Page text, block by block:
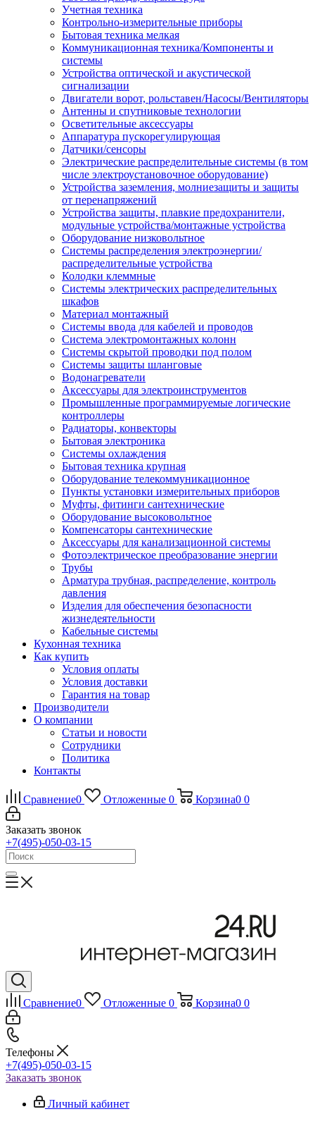
Учетная техника
Контрольно-измерительные приборы
Бытовая техника мелкая
Коммуникационная техника/Компоненты и
системы
Устройства оптической и акустической
сигнализации
Двигатели ворот, рольставен/Насосы/Вентиляторы
Антенны и спутниковые технологии
Осветительные аксессуары
Аппаратура пускорегулирующая
Датчики/сенсоры
Электрические распределительные системы (в том
числе электроустановочное оборудование)
Устройства заземления, молниезащиты и защиты
от перенапряжений
Устройства защиты, плавкие предохранители,
модульные устройства/монтажные устройства
Оборудование низковольтное
Системы распределения электроэнергии/
распределительные устройства
Колодки клеммные
Системы электрических распределительных
шкафов
Материал монтажный
Системы ввода для кабелей и проводов
Система электромонтажных колонн
Системы скрытой проводки под полом
Системы защиты шланговые
Водонагреватели
Аксессуары для электроинструментов
Промышленные программируемые логические
контроллеры
Радиаторы, конвекторы
Бытовая электроника
Системы охлаждения
Бытовая техника крупная
Оборудование телекоммуникационное
Пункты установки измерительных приборов
Муфты, фитинги сантехнические
Оборудование высоковольтное
Компенсаторы сантехнические
Аксессуары для канализационной системы
Фотоэлектрическое преобразование энергии
Трубы
Арматура трубная, распределение, контроль
давления
Изделия для обеспечения безопасности
жизнедеятельности
Кабельные системы
Кухонная техника
Как купить
Условия оплаты
Условия доставки
Гарантия на товар
Производители
О компании
Статьи и новости
Сотрудники
Политика
Контакты
Сравнение0 Отложенные 0 Корзина0 0
Заказать звонок
+7(495)-050-03-15
Сравнение0 Отложенные 0 Корзина0 0
Телефоны
+7(495)-050-03-15
Заказать звонок
Личный кабинет